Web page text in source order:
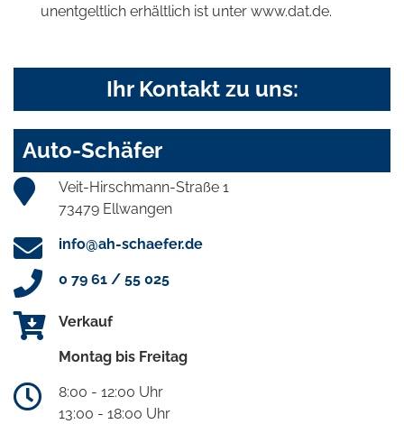
unentgeltlich erhältlich ist unter www.dat.de.
Ihr Kontakt zu uns:
Auto-Schäfer
Veit-Hirschmann-Straße 1
73479 Ellwangen
info@ah-schaefer.de
0 79 61 / 55 025
Verkauf
Montag bis Freitag
8:00 - 12:00 Uhr
13:00 - 18:00 Uhr